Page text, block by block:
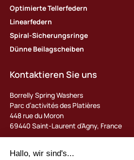
Optimierte Tellerfedern
Linearfedern
Spiral-Sicherungsringe
Dünne Beilagscheiben
Kontaktieren Sie uns
Borrelly Spring Washers
Parc d’activités des Platières
448 rue du Moron
69440 Saint-Laurent d’Agny, France
contact@borrelly.com